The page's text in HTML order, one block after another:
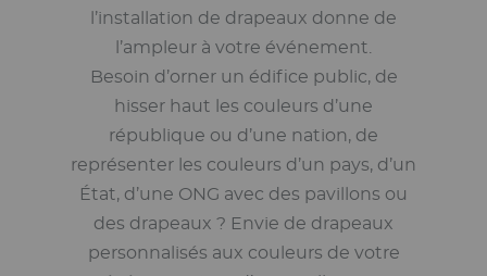
l’installation de drapeaux donne de
l’ampleur à votre événement.
Besoin d’orner un édifice public, de
hisser haut les couleurs d’une
république ou d’une nation, de
représenter les couleurs d’un pays, d’un
État, d’une ONG avec des pavillons ou
des drapeaux ? Envie de drapeaux
personnalisés aux couleurs de votre